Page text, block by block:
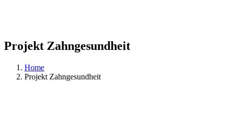
Projekt Zahngesundheit
Home
Projekt Zahngesundheit